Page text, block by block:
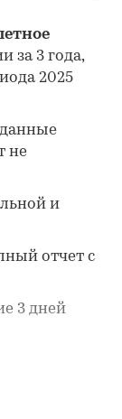
за 3 года,
2025
не
и
отчет с
3 дней